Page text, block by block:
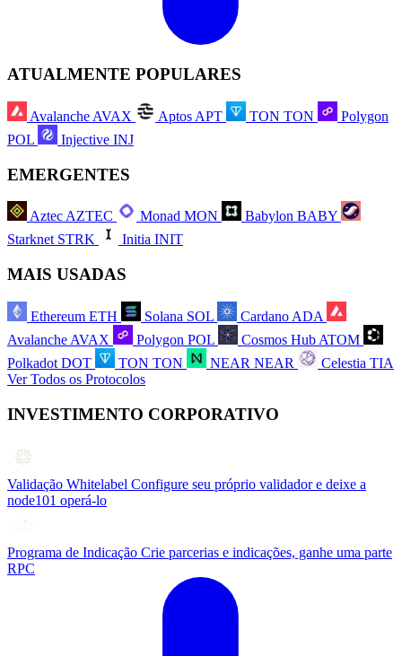
ATUALMENTE POPULARES
Avalanche AVAX Aptos APT TON TON
Polygon
POL
Injective INJ
EMERGENTES
AztecAZTEC Monad MON Babylon BABY
Starknet STRK Initia INIT
MAIS USADAS
Ethereum ETH Solana SOL Cardano ADA
Avalanche AVAX Polygon POL Cosmos Hub ATOM
Polkadot DOT TON TON NEAR NEAR Celestia TIA
Ver Todos os Protocolos
INVESTIMENTO CORPORATIVO
Validação Whitelabel Configure seu próprio validador e deixe a
node101 operá-lo
Programa de Indicação Crie parcerias e indicações, ganhe uma parte
RPC